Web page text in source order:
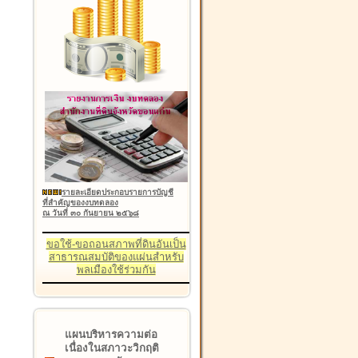
รายละเอียดประกอบรายการบัญชี
ที่สำคัญของงบทดลอง
ณ วันที่ ๓๐ กันยายน ๒๕๖๘
ขอใช้-ขอถอนสภาพที่ดินอันเป็น
สาธารณสมบัติของแผ่นสำหรับ
พลเมืองใช้ร่วมกัน
แผนบริหารความต่อ
เนื่องในสภาวะวิกฤติ